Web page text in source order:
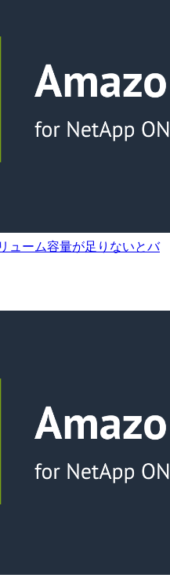
ューム容量が足りないとバ